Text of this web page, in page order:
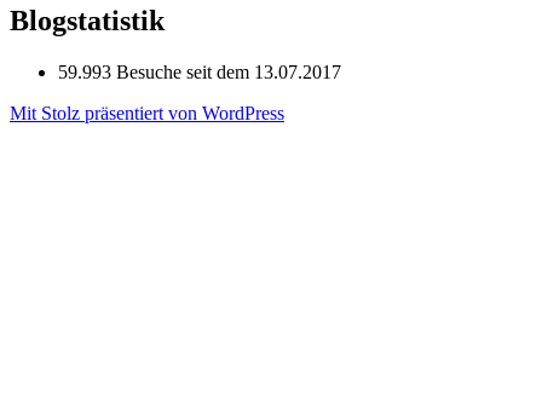
Blogstatistik
59.993 Besuche seit dem 13.07.2017
Mit Stolz präsentiert von WordPress